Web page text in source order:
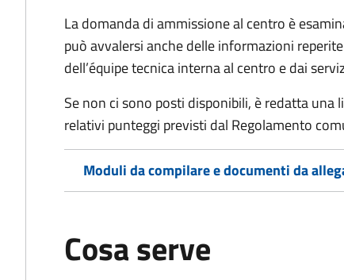
La domanda di ammissione al centro è
può avvalersi anche delle informazioni
dell’équipe tecnica interna al centro e dai
Se non ci sono posti disponibili, è redatta una
relativi punteggi previsti dal Regolamento
Moduli da compilare e documenti da
Cosa serve